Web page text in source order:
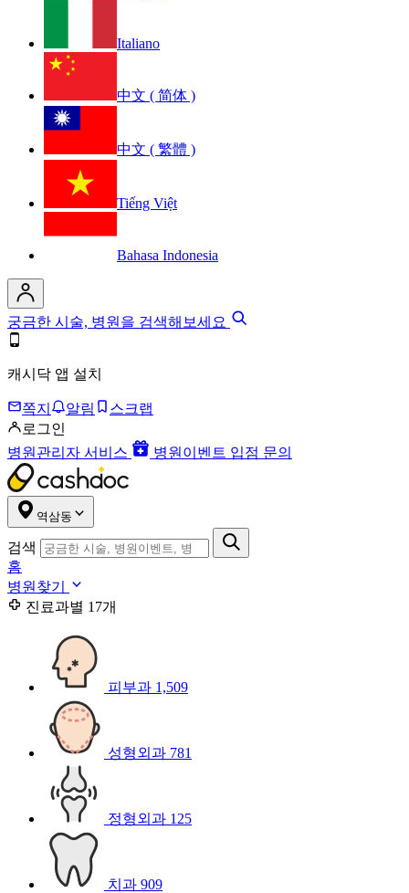
Italiano
中文 ( 简体 )
中文 ( 繁體 )
Tiếng Việt
Bahasa Indonesia
궁금한 시술, 병원을 검색해보세요
캐시닥 앱 설치
쪽지 알림
스크랩
로그인
병원관리자 서비스
병원이벤트 입점 문의
역삼동
검색
홈
병원찾기
진료과별 17개
피부과 1,509
성형외과 781
정형외과 125
치과 909